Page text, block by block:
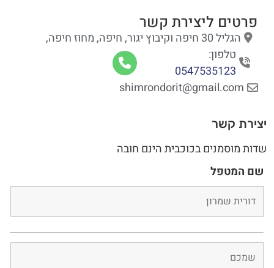
פרטים ליצירת קשר
הגליל 30 חיפה וקיבוץ יגור, חיפה, מחוז חיפה,
טלפון:
0547535123
shimrondorit@gmail.com
יצירת קשר
שדות מוסמנים בכוכבית הינם חובה
שם המטפל